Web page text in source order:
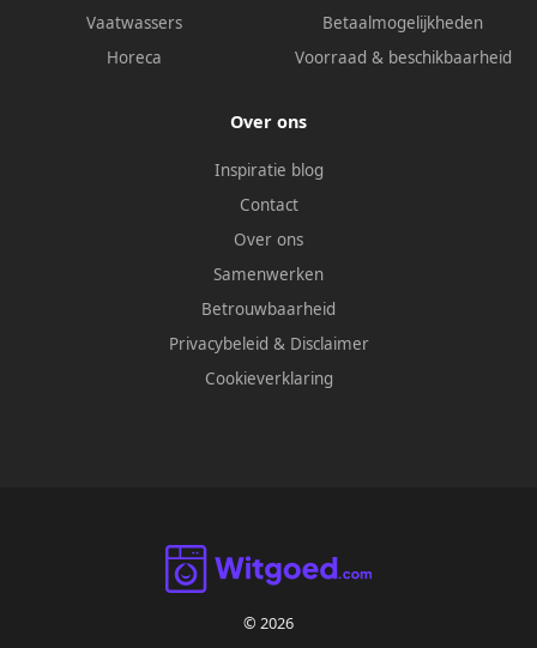
Vaatwassers
Horeca
Betaalmogelijkheden
Voorraad & beschikbaarheid
Over ons
Inspiratie blog
Contact
Over ons
Samenwerken
Betrouwbaarheid
Privacybeleid & Disclaimer
Cookieverklaring
© 2026